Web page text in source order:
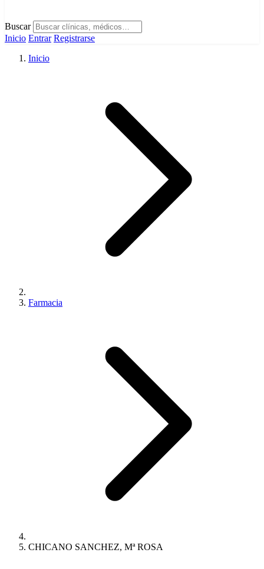
Buscar
Inicio Entrar Registrarse
Inicio
Farmacia
CHICANO SANCHEZ, Mª ROSA